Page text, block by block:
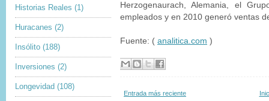
Historias Reales (1)
Huracanes (2)
Insólito (188)
Inversiones (2)
Longevidad (108)
Herzogenaurach, Alemania, el
empleados y en 2010 generó ventas
Fuente: ( analitica.com )
Entrada más reciente